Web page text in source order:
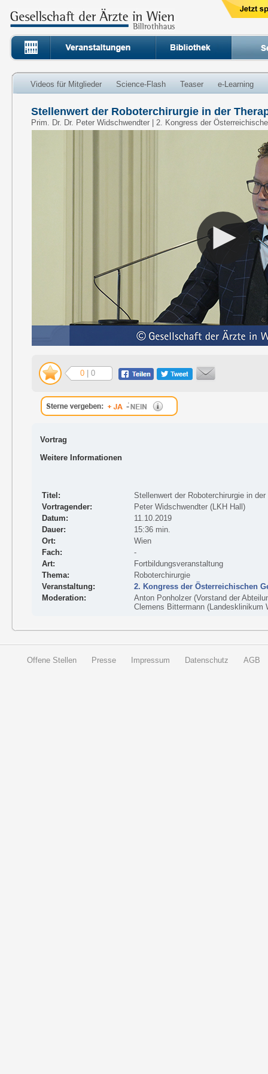
Videos für Mitglieder Science-Flash Teaser e-Learning
Stellenwert der Roboterchirurgie in der
Prim. Dr. Dr. Peter Widschwendter | 2. Kongress der
0 | 0
Vortrag
Weitere Informationen
Titel:
Stellenwert der Roboterchirurgie in
Vortragender:
Peter Widschwendter (LKH Hall)
Datum:
11.10.2019
Dauer:
15:36 min.
Ort:
Wien
Fach:
-
Art:
Fortbildungsveranstaltung
Thema:
Roboterchirurgie
Veranstaltung:
2. Kongress der Österreichischen
Moderation:
Anton Ponholzer (Vorstand der
Clemens Bittermann (Landesklinikum
Offene Stellen Presse Impressum Datenschutz AGB